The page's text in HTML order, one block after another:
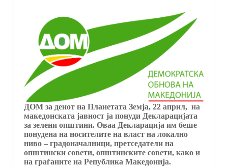
ДОМ за денот на Планетата Земја, 22 април, на
македонската јавност ја понуди Декларацијата
за зелени општини. Оваа Декларација им беше
понудена на носителите на власт на локално
ниво – градоначалници, претседатели на
општински совети, општинските совети, како и
на граѓаните на Република Македонија.